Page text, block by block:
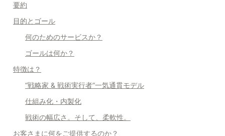
要約
目的とゴール
何のためのサービスか？
ゴールは何か？
特徴は？
“戦略家 & 戦術実行者”一気通貫モデル
仕組み化・内製化
戦術の幅広さ。そして、柔軟性。
お客さまに何をご提供するのか？